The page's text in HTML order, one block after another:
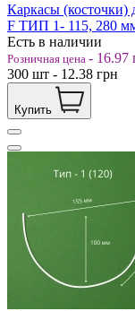
Каркасы (косточки)
F ТИП 1- 115, 280
Есть в наличии
Розничная цена - 16.97
300 шт - 12.38 грн
Купить